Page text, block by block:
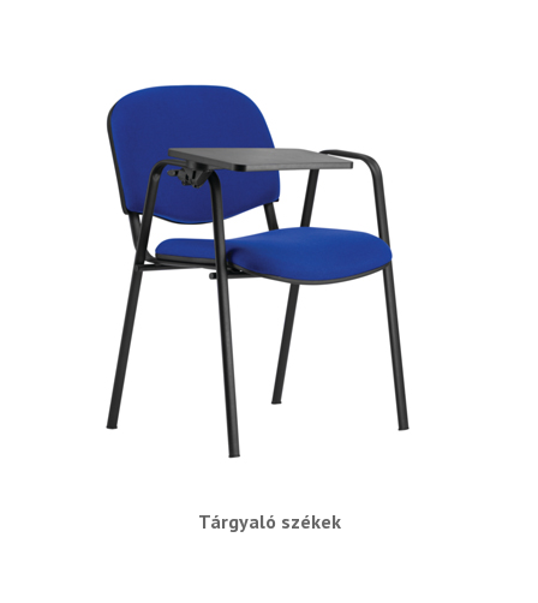
Tárgyaló székek